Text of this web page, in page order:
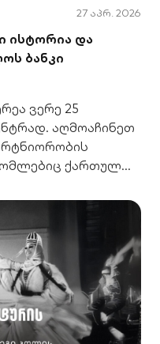
27 აპრ. 2026
ისტორია და
ბანკი
ვერე 25
აღმოაჩინეთ
ქართულ